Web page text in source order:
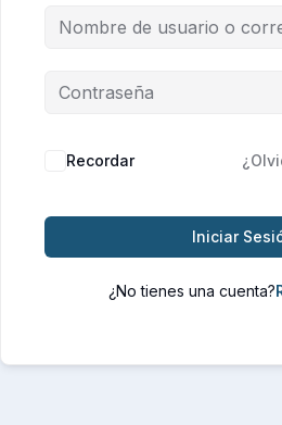
Recordar
Iniciar
¿No tienes una cuenta?